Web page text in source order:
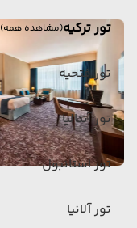
تور ترکیه(مشاهده همه)
تور فتحیه
تور آنتالیا
تور استانبول
تور آلانیا